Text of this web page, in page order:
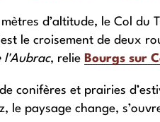
d’altitude, le Col
le croisement de deux
l'Aubrac, relie Bourgs sur
conifères et prairies
le paysage change,